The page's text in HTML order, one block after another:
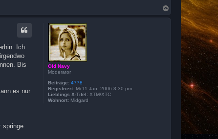
a
c
Old Navy
Moderator
Beiträge: 4778
Registriert: Mi 11 Jan, 2006 3:30 pm
Lieblings X-Titel: XTM/XTC
Wohnort: Midgard
Ich
Bis
es nur
springe